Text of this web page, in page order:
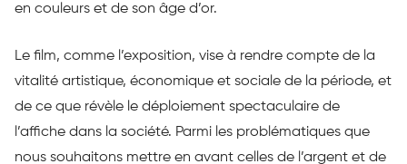
en couleurs et de son âge d’or.
Le film, comme l’exposition, vise à rendre compte de la
vitalité artistique, économique et sociale de la période, et
de ce que révèle le déploiement spectaculaire de
l’affiche dans la société. Parmi les problématiques que
nous souhaitons mettre en avant celles de l’argent et de